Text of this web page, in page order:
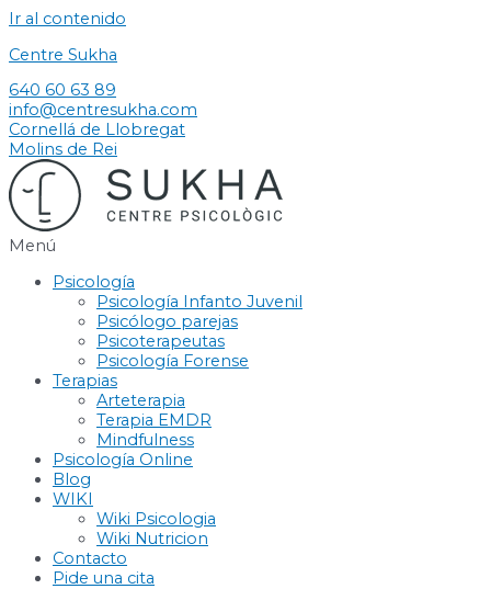
Ir al contenido
Centre Sukha
640 60 63 89
info@centresukha.com
Cornellá de Llobregat
Molins de Rei
Menú
Psicología
Psicología Infanto Juvenil
Psicólogo parejas
Psicoterapeutas
Psicología Forense
Terapias
Arteterapia
Terapia EMDR
Mindfulness
Psicología Online
Blog
WIKI
Wiki Psicologia
Wiki Nutricion
Contacto
Pide una cita